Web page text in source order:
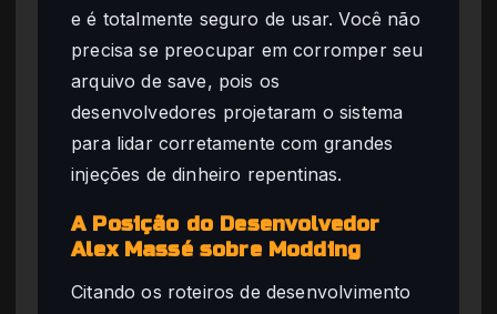
e é totalmente seguro de usar. Você não
precisa se preocupar em corromper seu
arquivo de save, pois os
desenvolvedores projetaram o sistema
para lidar corretamente com grandes
injeções de dinheiro repentinas.
A Posição do Desenvolvedor
Alex Massé sobre Modding
Citando os roteiros de desenvolvimento